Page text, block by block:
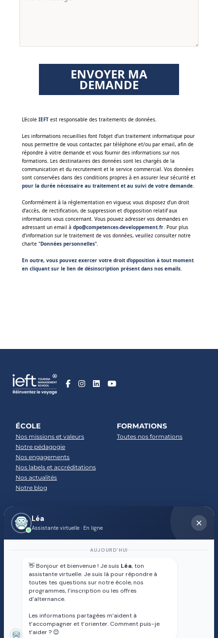
ENVOYER MA
DEMANDE
‌L'école IEFT est responsable des traitements de données.
Les informations recueillies font l’objet d’un traitement informatique pour
nous permettre de vous contacter, par téléphone et/ou par email, afin de
répondre à votre demande et vous fournir des informations sur nos
formations. Les destinataires des données sont les chargés de la
communication et du recrutement et le service commercial. Vos données
sont conservées dans des conditions propres à en assurer leur sécurité et
pour la durée nécessaire au traitement et au suivi de votre demande.
Conformément à la réglementation en vigueur, vous disposez d’un droit
d’accès, de rectification, de suppression et d’opposition relatif aux
informations vous concernant. Vous pouvez adresser vos demandes en
adressant un email à dpo@competences-developpement.fr. Pour plus
d’information sur le traitement de vos données, veuillez consulter notre
charte "Données personnelles".
En outre, vous pouvez exercer votre droit d’opposition à tout moment
en cliquant sur le lien de désinscription présent dans nos emails.
ÉCOLE
Nos missions et valeurs
Notre pédagogie
Nos engagements
Nos labels et accréditations
Nos actualités
Notre blog
FORMATIONS
Toutes nos formations
CAMPUS
Tous nos campus
Services aux apprenants
CARRIÈRES
Jobboard : trouvez votre
Alternance : un tremplin vers
l’emploi
ENTREPRISES
Taxe d'apprentissage
Léa
Assistante virtuelle · En ligne
AUJOURD'HUI
👋 Bonjour et bienvenue ! Je suis Léa, ton
assistante virtuelle. Je suis là pour répondre à
toutes tes questions sur notre école, nos
programmes, l’inscription ou les offres
d’alternance.
Les informations partagées m’aident à
t’accompagner et t’orienter. Comment puis-je
t’aider ? 😊